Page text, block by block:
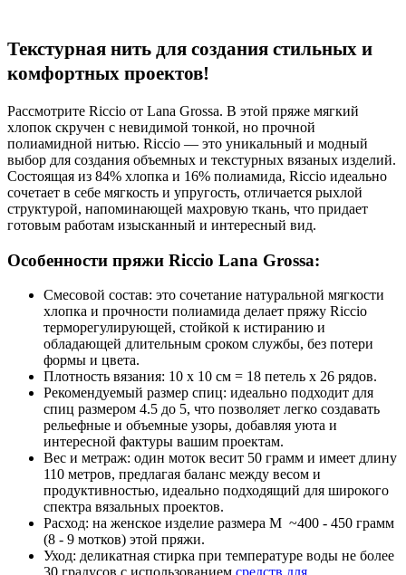
Текстурная нить для создания стильных и
комфортных проектов!
Рассмотрите Riccio от Lana Grossa. В этой пряже мягкий
хлопок скручен с невидимой тонкой, но прочной
полиамидной нитью. Riccio — это уникальный и модный
выбор для создания объемных и текстурных вязаных изделий.
Состоящая из 84% хлопка и 16% полиамида, Riccio идеально
сочетает в себе мягкость и упругость, отличается рыхлой
структурой, напоминающей махровую ткань, что придает
готовым работам изысканный и интересный вид.
Особенности пряжи Riccio Lana Grossa:
Смесовой состав: это сочетание натуральной мягкости
хлопка и прочности полиамида делает пряжу Riccio
терморегулирующей, стойкой к истиранию и
обладающей длительным сроком службы, без потери
формы и цвета.
Плотность вязания: 10 х 10 см = 18 петель х 26 рядов.
Рекомендуемый размер спиц: идеально подходит для
спиц размером 4.5 до 5, что позволяет легко создавать
рельефные и объемные узоры, добавляя уюта и
интересной фактуры вашим проектам.
Вес и метраж: один моток весит 50 грамм и имеет длину
110 метров, предлагая баланс между весом и
продуктивностью, идеально подходящий для широкого
спектра вязальных проектов.
Расход: на женское изделие размера M ~400 - 450 грамм
(8 - 9 мотков) этой пряжи.
Уход: деликатная стирка при температуре воды не более